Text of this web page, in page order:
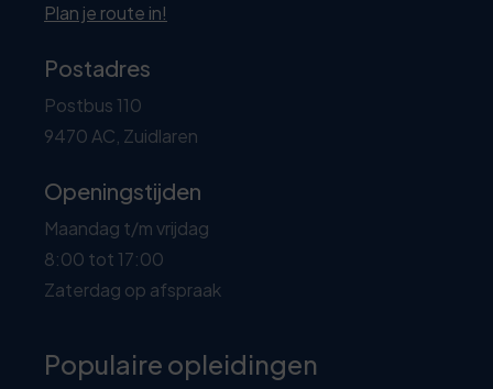
Plan je route in!
Postadres
Postbus 110
9470 AC, Zuidlaren
Openingstijden
Maandag t/m vrijdag
8:00 tot 17:00
Zaterdag op afspraak
Populaire opleidingen